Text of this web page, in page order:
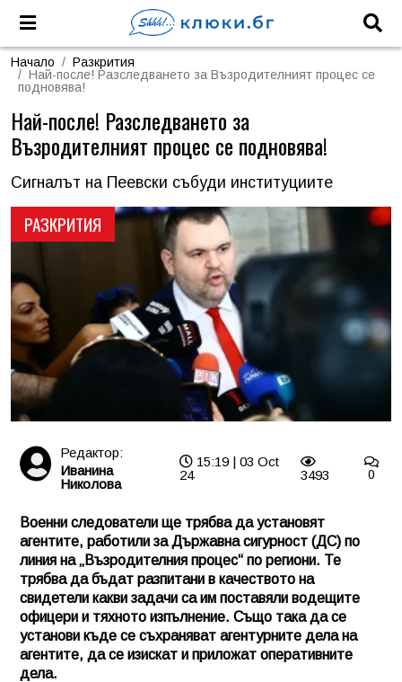
Начало
Разкрития
Най-после! Разследването за Възродителният процес се
подновява!
РАЗКРИТИЯ
Най-после! Разследването за
Възродителният процес се подновява!
Сигналът на Пеевски събуди институциите
Редактор:
Иванина
Николова
15:19 | 03 Oct
24
3493 0
Военни следователи ще трябва да установят
агентите, работили за Държавна сигурност (ДС) по
линия на „Възродителния процес“ по региони. Те
трябва да бъдат разпитани в качеството на
свидетели какви задачи са им поставяли водещите
офицери и тяхното изпълнение. Също така да се
установи къде се съхраняват агентурните дела на
агентите, да се изискат и приложат оперативните
дела.